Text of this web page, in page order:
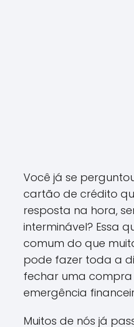
Você já se
cartão de crédito
resposta na hora,
interminável? Essa
comum do que
pode fazer toda a
fechar uma compra
emergência
Muitos de nós já